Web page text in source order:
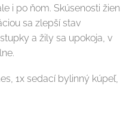
i po ňom. Skúsenosti žien
sa zlepší stav
a žily sa upokoja, v
1x sedací bylinný kúpeľ,